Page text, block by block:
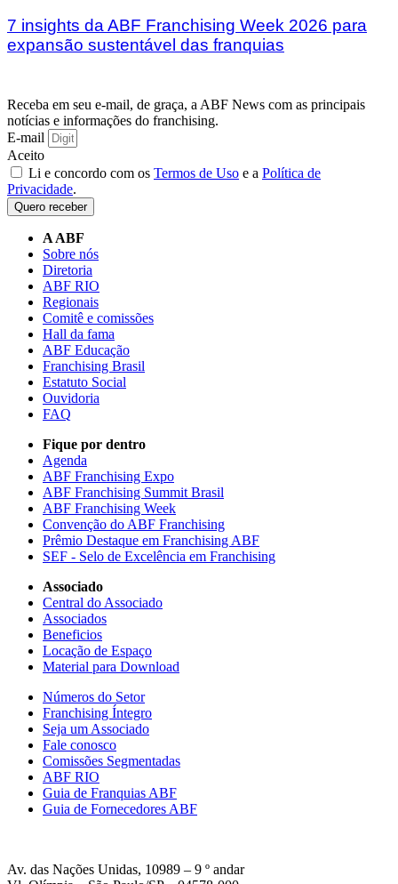
7 insights da ABF Franchising Week 2026 para
expansão sustentável das franquias
Receba em seu e-mail, de graça, a ABF News com as principais
notícias e informações do franchising.
E-mail
Aceito
Li e concordo com os Termos de Uso e a Política de
Privacidade.
Quero receber
A ABF
Sobre nós
Diretoria
ABF RIO
Regionais
Comitê e comissões
Hall da fama
ABF Educação
Franchising Brasil
Estatuto Social
Ouvidoria
FAQ
Fique por dentro
Agenda
ABF Franchising Expo
ABF Franchising Summit Brasil
ABF Franchising Week
Convenção do ABF Franchising
Prêmio Destaque em Franchising ABF
SEF - Selo de Excelência em Franchising
Associado
Central do Associado
Associados
Beneficios
Locação de Espaço
Material para Download
Números do Setor
Franchising Íntegro
Seja um Associado
Fale conosco
Comissões Segmentadas
ABF RIO
Guia de Franquias ABF
Guia de Fornecedores ABF
Av. das Nações Unidas, 10989 – 9 º andar